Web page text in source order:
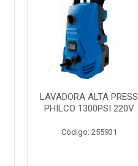
LAVADORA ALTA PRESS
PHILCO 1300PSI 220V
Código: 255931